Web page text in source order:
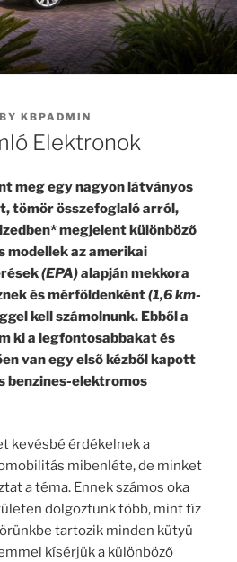
BY KBPADMIN
Elektronok
meg egy nagyon látványos
tömör összefoglaló arról,
megjelent különböző
modellek az amerikai
(EPA)alapján mekkora
és mérföldenként(1,6 km-
kell számolnunk. Ebből a
ki a legfontosabbakat és
van egy első kézből kapott
benzines-elektromos
kevésbé érdékelnek a
mibenléte, de minket
a téma. Ennek számos oka
dolgoztunk több, mint tíz
tartozik minden kütyü
kísérjük a különböző